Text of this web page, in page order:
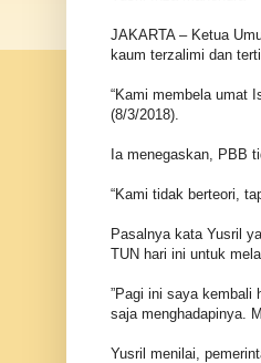
JAKARTA – Ketua
kaum terzalimi dan
“Kami membela umat
(8/3/2018).
Ia menegaskan, PBB
“Kami tidak berteori,
Pasalnya kata Yusril
TUN hari ini untuk
”Pagi ini saya kembali
saja menghadapinya.
Yusril menilai,